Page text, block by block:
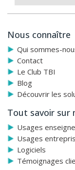
Nous connaître
Qui sommes-
Contact
Le Club TBI
Blog
Découvrir les
Tout savoir sur
Usages
Usages
Logiciels
Témoignages